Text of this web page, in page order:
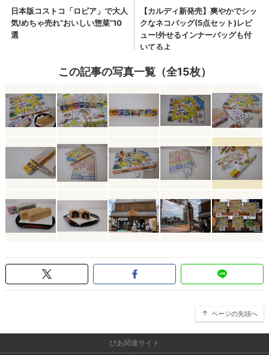
この記事の写真一覧（全15枚）
ページの先頭へ
ぴあ関連サイト